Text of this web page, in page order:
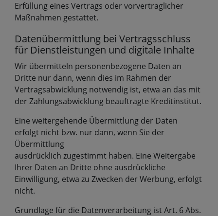
Erfüllung eines Vertrags oder vorvertraglicher
Maßnahmen gestattet.
Datenübermittlung bei Vertragsschluss
für Dienstleistungen und digitale Inhalte
Wir übermitteln personenbezogene Daten an
Dritte nur dann, wenn dies im Rahmen der
Vertragsabwicklung notwendig ist, etwa an das mit
der Zahlungsabwicklung beauftragte Kreditinstitut.
Eine weitergehende Übermittlung der Daten
erfolgt nicht bzw. nur dann, wenn Sie der
Übermittlung
ausdrücklich zugestimmt haben. Eine Weitergabe
Ihrer Daten an Dritte ohne ausdrückliche
Einwilligung, etwa zu Zwecken der Werbung, erfolgt
nicht.
Grundlage für die Datenverarbeitung ist Art. 6 Abs.